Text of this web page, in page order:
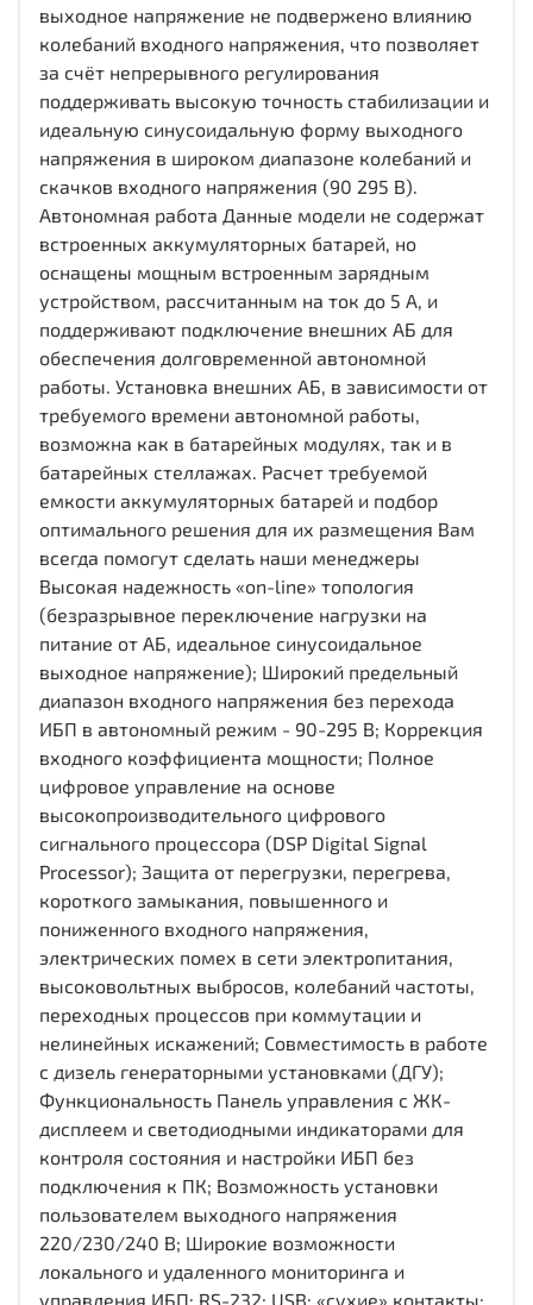
выходное напряжение не подвержено влиянию
колебаний входного напряжения, что позволяет
за счёт непрерывного регулирования
поддерживать высокую точность стабилизации и
идеальную синусоидальную форму выходного
напряжения в широком диапазоне колебаний и
скачков входного напряжения (90 295 В).
Автономная работа Данные модели не содержат
встроенных аккумуляторных батарей, но
оснащены мощным встроенным зарядным
устройством, рассчитанным на ток до 5 А, и
поддерживают подключение внешних АБ для
обеспечения долговременной автономной
работы. Установка внешних АБ, в зависимости от
требуемого времени автономной работы,
возможна как в батарейных модулях, так и в
батарейных стеллажах. Расчет требуемой
емкости аккумуляторных батарей и подбор
оптимального решения для их размещения Вам
всегда помогут сделать наши менеджеры
Высокая надежность «on-line» топология
(безразрывное переключение нагрузки на
питание от АБ, идеальное синусоидальное
выходное напряжение); Широкий предельный
диапазон входного напряжения без перехода
ИБП в автономный режим - 90-295 В; Коррекция
входного коэффициента мощности; Полное
цифровое управление на основе
высокопроизводительного цифрового
сигнального процессора (DSP Digital Signal
Processor); Защита от перегрузки, перегрева,
короткого замыкания, повышенного и
пониженного входного напряжения,
электрических помех в сети электропитания,
высоковольтных выбросов, колебаний частоты,
переходных процессов при коммутации и
нелинейных искажений; Совместимость в работе
с дизель генераторными установками (ДГУ);
Функциональность Панель управления с ЖК-
дисплеем и светодиодными индикаторами для
контроля состояния и настройки ИБП без
подключения к ПК; Возможность установки
пользователем выходного напряжения
220/230/240 В; Широкие возможности
локального и удаленного мониторинга и
управления ИБП: RS-232; USB; «сухие» контакты;